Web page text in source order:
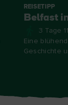
REISETIPP
Belfast
3 Tage
Eine
Geschichte